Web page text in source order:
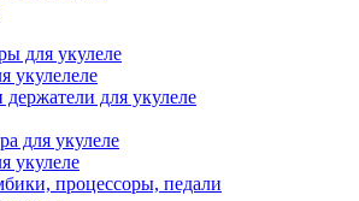
для укулеле
укулелеле
для укулеле
для укулеле
укулеле
процессоры, педали